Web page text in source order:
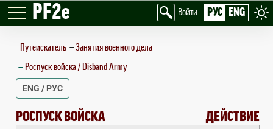
PF2e Войти РУС ENG
Путеискатель —Занятия военного дела
Роспуск войска / Disband Army
ENG / РУС
РОСПУСК ВОЙСКА
DISBAND ARMY ДЕЙСТВИЕ